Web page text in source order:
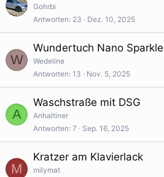
Gohrbi
Antworten 23 Dez. 10, 2025
W
Wundertuch Nano Sparkle
Wedeline
Antworten 13 Nov. 5, 2025
A
Waschstraße mit DSG
Anhaltiner
Antworten 7 Sep. 16, 2025
M
Kratzer am Klavierlack
milymat